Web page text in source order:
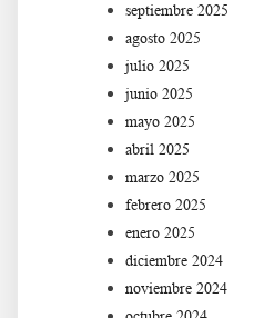
septiembre 2025
agosto 2025
julio 2025
junio 2025
mayo 2025
abril 2025
marzo 2025
febrero 2025
enero 2025
diciembre 2024
noviembre 2024